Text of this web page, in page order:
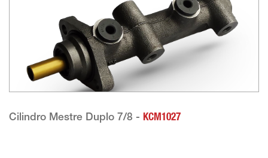
Cilindro Mestre Duplo 7/8 - KCM1027